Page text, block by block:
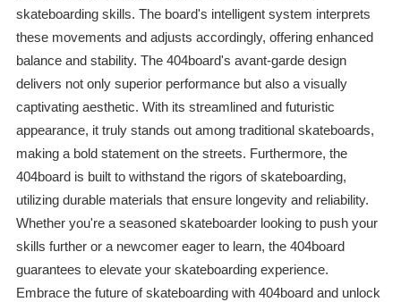
skateboarding skills. The board's intelligent system interprets
these movements and adjusts accordingly, offering enhanced
balance and stability. The 404board's avant-garde design
delivers not only superior performance but also a visually
captivating aesthetic. With its streamlined and futuristic
appearance, it truly stands out among traditional skateboards,
making a bold statement on the streets. Furthermore, the
404board is built to withstand the rigors of skateboarding,
utilizing durable materials that ensure longevity and reliability.
Whether you're a seasoned skateboarder looking to push your
skills further or a newcomer eager to learn, the 404board
guarantees to elevate your skateboarding experience.
Embrace the future of skateboarding with 404board and unlock